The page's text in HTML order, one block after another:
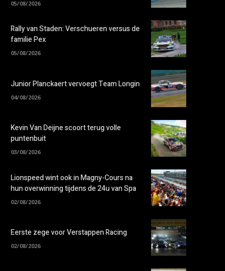
05/08/2026
Rally van Staden: Verschueren versus de
familie Pex
05/08/2026
Junior Planckaert vervoegt Team Longin
04/08/2026
Kevin Van Deijne scoort terug volle
puntenbuit
03/08/2026
Lionspeed wint ook in Magny-Cours na
hun overwinning tijdens de 24u van Spa
02/08/2026
Eerste zege voor Verstappen Racing
02/08/2026